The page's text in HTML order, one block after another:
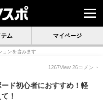
テム マイページ
ョンを含みます
1267View 26コメント
ード初心者におすすめ！軽
！